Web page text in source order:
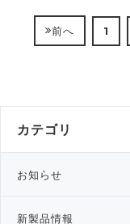
前へ 1
カテゴリ
お知らせ
新製品情報